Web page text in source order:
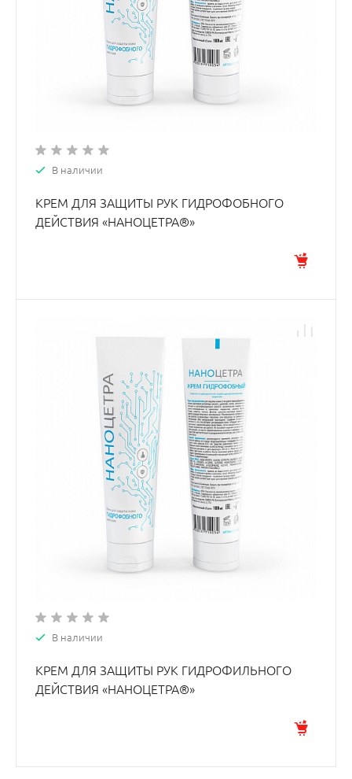
В наличии
КРЕМ ДЛЯ ЗАЩИТЫ РУК ГИДРОФОБНОГО
ДЕЙСТВИЯ «НАНОЦЕТРА®»
В наличии
КРЕМ ДЛЯ ЗАЩИТЫ РУК ГИДРОФИЛЬНОГО
ДЕЙСТВИЯ «НАНОЦЕТРА®»